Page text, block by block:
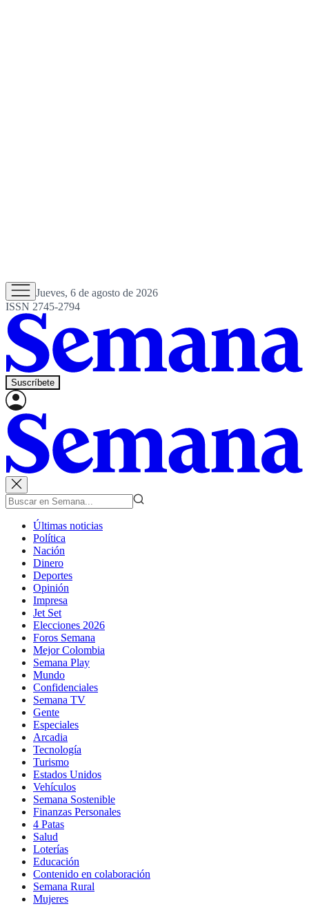
Jueves, 6 de agosto de 2026
ISSN 2745-2794
Suscríbete
Últimas noticias
Política
Nación
Dinero
Deportes
Opinión
Impresa
Jet Set
Elecciones 2026
Foros Semana
Mejor Colombia
Semana Play
Mundo
Confidenciales
Semana TV
Gente
Especiales
Arcadia
Tecnología
Turismo
Estados Unidos
Vehículos
Semana Sostenible
Finanzas Personales
4 Patas
Salud
Loterías
Educación
Contenido en colaboración
Semana Rural
Mujeres